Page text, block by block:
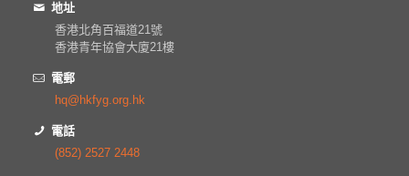
地址
香港北角百福道21號
香港青年協會大廈21樓
電郵
hq@hkfyg.org.hk
電話
(852) 2527 2448